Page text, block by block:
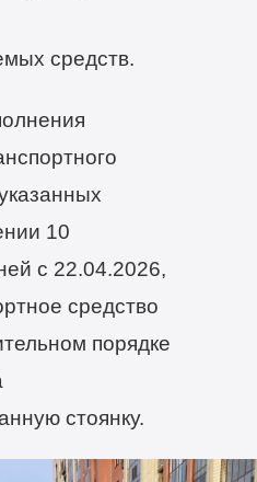
средств.
10
с 22.04.2026,
средство
порядке
стоянку.